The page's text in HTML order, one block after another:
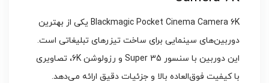
Blackmagic Pocket Cinema Camera 6K یکی از بهترین
دوربین‌های سینمایی برای ساخت تیزرهای تبلیغاتی است.
این دوربین با سنسور Super 35 و رزولوشن 6K، تصاویری
با کیفیت فوق‌العاده بالا و جزئیات دقیق ارائه می‌دهد.